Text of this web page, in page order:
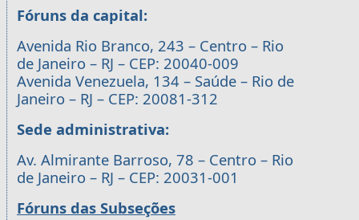
Fóruns da capital:
Avenida Rio Branco, 243 – Centro – Rio
de Janeiro – RJ – CEP: 20040-009
Avenida Venezuela, 134 – Saúde – Rio de
Janeiro – RJ – CEP: 20081-312
Sede administrativa:
Av. Almirante Barroso, 78 – Centro – Rio
de Janeiro – RJ – CEP: 20031-001
Fóruns das Subseções